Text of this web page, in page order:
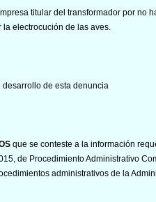
titular del transformador por no
la electrocución de las aves.
desarrollo de esta denuncia
que se conteste a la información
de Procedimiento Administrativo
administrativos de la